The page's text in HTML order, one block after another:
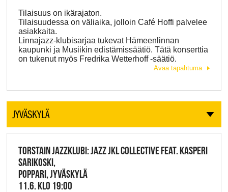
Tilaisuus on ikärajaton.
Tilaisuudessa on väliaika, jolloin Café Hoffi palvelee
asiakkaita.
Linnajazz-klubisarjaa tukevat Hämeenlinnan
kaupunki ja Musiikin edistämissäätiö. Tätä konserttia
on tukenut myös Fredrika Wetterhoff -säätiö.
Avaa tapahtuma
JYVÄSKYLÄ
TORSTAIN JAZZKLUBI: JAZZ JKL COLLECTIVE FEAT. KASPERI
SARIKOSKI,
POPPARI, JYVÄSKYLÄ
11.6. KLO 19:00